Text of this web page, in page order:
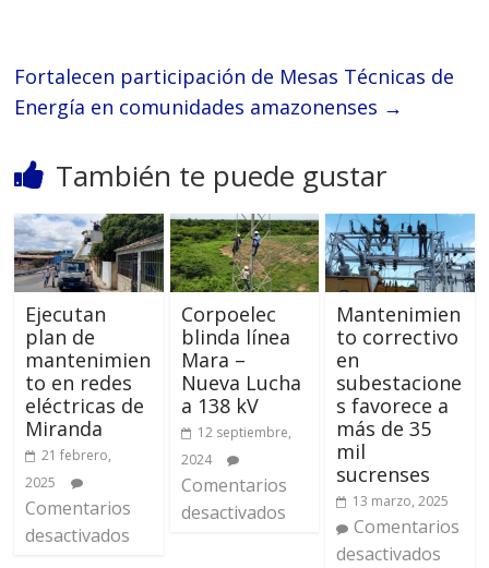
Fortalecen participación de Mesas Técnicas de
Energía en comunidades amazonenses →
También te puede gustar
Ejecutan
plan de
mantenimien
to en redes
eléctricas de
Miranda
21 febrero,
2025
Comentarios
desactivados
Corpoelec
blinda línea
Mara –
Nueva Lucha
a 138 kV
12 septiembre,
2024
Comentarios
desactivados
Mantenimien
to correctivo
en
subestacione
s favorece a
más de 35
mil
sucrenses
13 marzo, 2025
Comentarios
desactivados